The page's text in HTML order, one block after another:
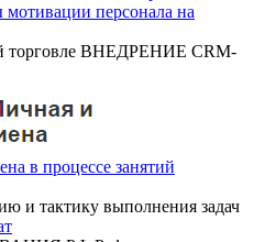
персонала на
торговле ВНЕДРЕНИЕ CRM-
в процессе занятий
и тактику выполнения задач